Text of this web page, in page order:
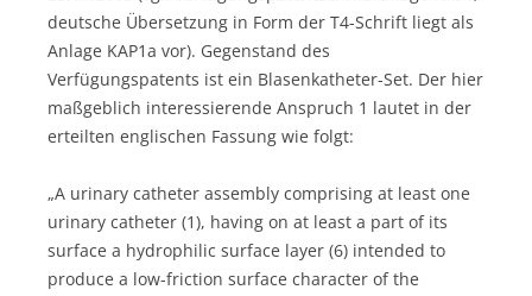
deutsche Übersetzung in Form der T4-Schrift liegt als
Anlage KAP1a vor). Gegenstand des
Verfügungspatents ist ein Blasenkatheter-Set. Der hier
maßgeblich interessierende Anspruch 1 lautet in der
erteilten englischen Fassung wie folgt:
„A urinary catheter assembly comprising at least one
urinary catheter (1), having on at least a part of its
surface a hydrophilic surface layer (6) intended to
produce a low-friction surface character of the